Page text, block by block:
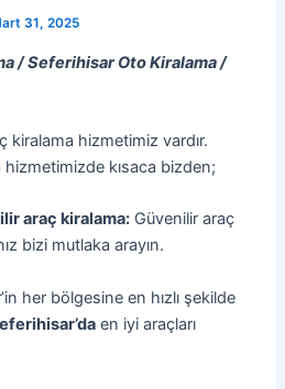
31, 2025
/ Seferihisar Oto Kiralama /
kiralama hizmetimiz vardır.
kısaca bizden;
araç kiralama: Güvenilir araç
bizi mutlaka arayın.
her bölgesine en hızlı şekilde
en iyi araçları